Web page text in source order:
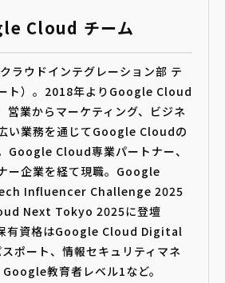
Cloud チーム
ラウドインテグレーション部 テ
ト）。2018年よりGoogle Cloud
営業からマーケティング、ビジネ
い業務を通じてGoogle Cloudの
Google Cloud専業パートナー、
ー企業を経て現職。Google
Influencer Challenge 2025
Next Tokyo 2025に登壇
有資格はGoogle Cloud Digital
ポート、情報セキュリティマネ
教育者レベル1など。